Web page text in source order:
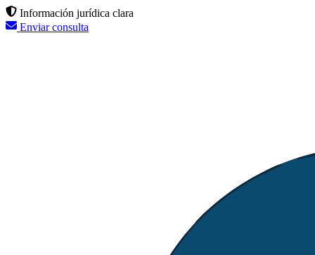
Información jurídica clara
Enviar consulta